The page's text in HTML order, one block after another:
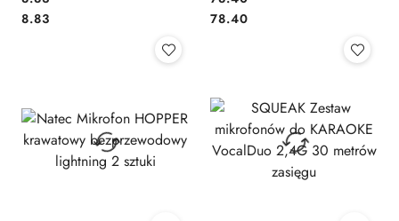
Cena:
Cena:
8.83 Cena:
Cena:
78.40